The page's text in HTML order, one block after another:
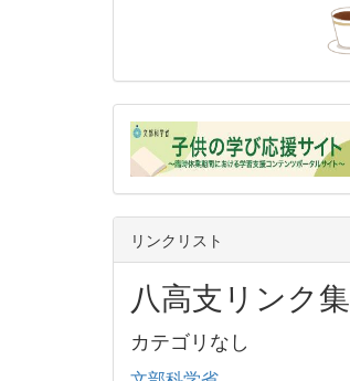
リンクリスト
八高支リンク集
カテゴリなし